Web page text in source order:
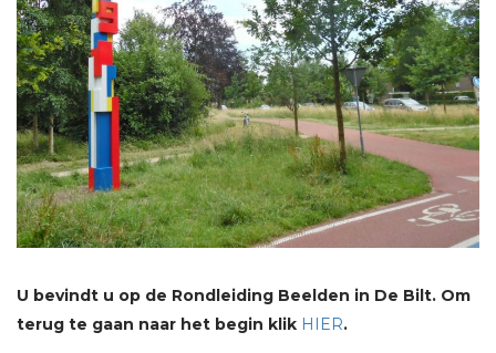
U bevindt u op de Rondleiding Beelden in De Bilt. Om
terug te gaan naar het begin klik HIER.